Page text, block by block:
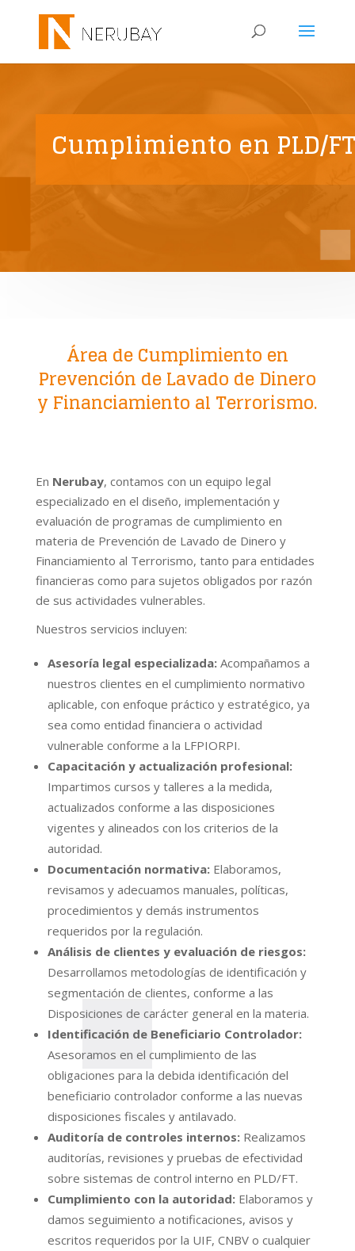
Cumplimiento en PLD/FT
Área de Cumplimiento en
Prevención de Lavado de Dinero
y Financiamiento al Terrorismo.
En Nerubay, contamos con un equipo legal
especializado en el diseño, implementación y
evaluación de programas de cumplimiento en
materia de Prevención de Lavado de Dinero y
Financiamiento al Terrorismo, tanto para entidades
financieras como para sujetos obligados por razón
de sus actividades vulnerables.
Nuestros servicios incluyen:
Asesoría legal especializada:Acompañamos a
nuestros clientes en el cumplimiento normativo
aplicable, con enfoque práctico y estratégico, ya
sea como entidad financiera o actividad
vulnerable conforme a la LFPIORPI.
Capacitación y actualización profesional:
Impartimos cursos y talleres a la medida,
actualizados conforme a las disposiciones
vigentes y alineados con los criterios de la
autoridad.
Documentación normativa:Elaboramos,
revisamos y adecuamos manuales, políticas,
procedimientos y demás instrumentos
requeridos por la regulación.
Análisis de clientes y evaluación de riesgos:
Desarrollamos metodologías de identificación y
segmentación de clientes, conforme a las
Disposiciones de carácter general en la materia.
Identificación de Beneficiario Controlador:
Asesoramos en el cumplimiento de las
obligaciones para la debida identificación del
beneficiario controlador conforme a las nuevas
disposiciones fiscales y antilavado.
Auditoría de controles internos:Realizamos
auditorías, revisiones y pruebas de efectividad
sobre sistemas de control interno en PLD/FT.
Cumplimiento con la autoridad:Elaboramos y
damos seguimiento a notificaciones, avisos y
escritos requeridos por la UIF, CNBV o cualquier